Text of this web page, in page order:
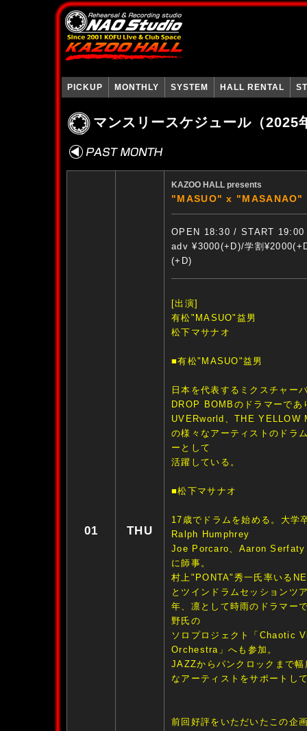
PICKUP MONTHLY SYSTEM HALL RENTAL
マンスリースケジュール（2025
01 THU
KAZOO HALL presents
"MASUO" x "MASANAO"
OPEN 18:30 / START 19:00
adv ¥3000(+D)/学割
(+D)
[出演]
有松"MASUO"益男
松下マサナオ
■有松"MASUO"益男
日本を代表するミクスチャー
DROP BOMBのドラマーであ
UVERworld、THE YELLOW
の様々なアーティストのドラ
ーとして
活躍している。
■松下マサナオ
17歳でドラムを始める。大学
Ralph Humphrey
Joe Porcaro、Aaron
に師事。
村上"PONTA"秀一氏率いる
とツインドラムセッションツ
年、凛として時雨のドラマー
野氏の
ソロプロジェクト「Chaotic
Orchestra」へも参加。
JAZZからパンクロックまで
なアーティストをサポートし
前回好評をいただいたこの企